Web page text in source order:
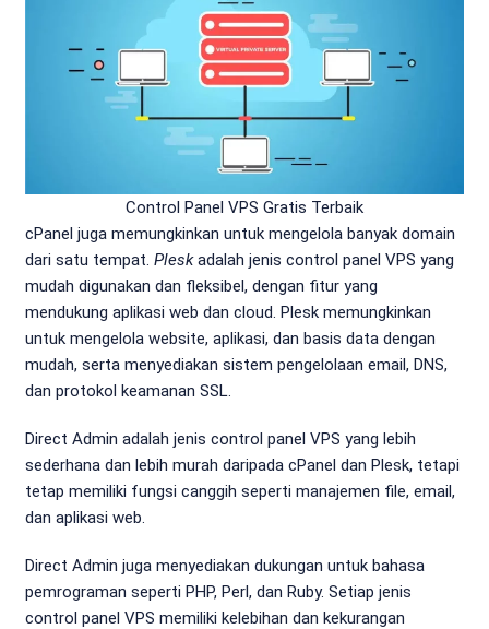
Control Panel VPS Gratis Terbaik
cPanel juga memungkinkan untuk mengelola banyak domain
dari satu tempat. Pleskadalah jenis control panel VPS yang
mudah digunakan dan fleksibel, dengan fitur yang
mendukung aplikasi web dan cloud. Plesk memungkinkan
untuk mengelola website, aplikasi, dan basis data dengan
mudah, serta menyediakan sistem pengelolaan email, DNS,
dan protokol keamanan SSL.
Direct Admin adalah jenis control panel VPS yang lebih
sederhana dan lebih murah daripada cPanel dan Plesk, tetapi
tetap memiliki fungsi canggih seperti manajemen file, email,
dan aplikasi web.
Direct Admin juga menyediakan dukungan untuk bahasa
pemrograman seperti PHP, Perl, dan Ruby. Setiap jenis
control panel VPS memiliki kelebihan dan kekurangan